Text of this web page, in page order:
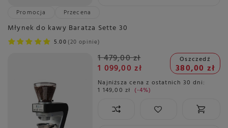
Promocja
Przecena
Młynek do kawy Baratza Sette 30
5.00 20 opinie
1 479,00 zł
1 099,00 zł
Oszczedź
380,00 zł
Najniższa cena z ostatnich 30 dni:
1 149,00 zł -4%